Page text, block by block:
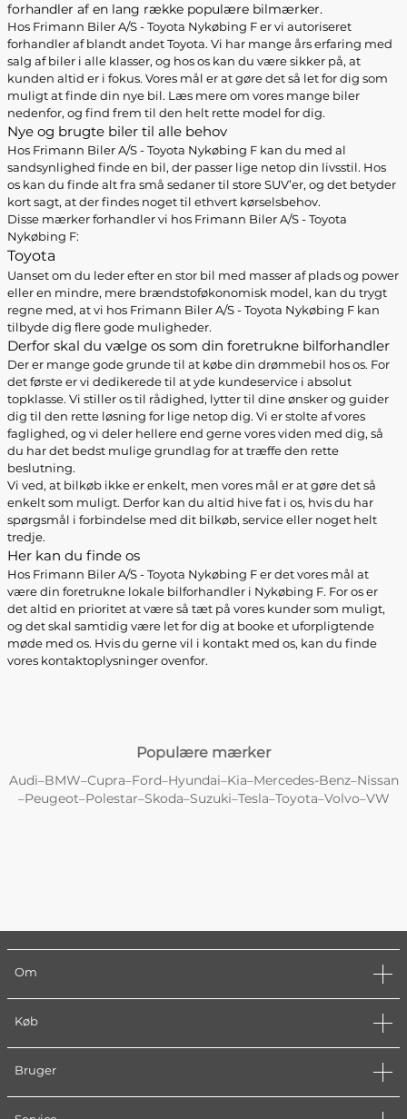
forhandler af en lang række populære bilmærker.
Hos Frimann Biler A/S - Toyota Nykøbing F er vi autoriseret
forhandler af blandt andet Toyota. Vi har mange års erfaring med
salg af biler i alle klasser, og hos os kan du være sikker på, at
kunden altid er i fokus. Vores mål er at gøre det så let for dig som
muligt at finde din nye bil. Læs mere om vores mange biler
nedenfor, og find frem til den helt rette model for dig.
Nye og brugte biler til alle behov
Hos Frimann Biler A/S - Toyota Nykøbing F kan du med al
sandsynlighed finde en bil, der passer lige netop din livsstil. Hos
os kan du finde alt fra små sedaner til store SUV’er, og det betyder
kort sagt, at der findes noget til ethvert kørselsbehov.
Disse mærker forhandler vi hos Frimann Biler A/S - Toyota
Nykøbing F:
Toyota
Uanset om du leder efter en stor bil med masser af plads og power
eller en mindre, mere brændstoføkonomisk model, kan du trygt
regne med, at vi hos Frimann Biler A/S - Toyota Nykøbing F kan
tilbyde dig flere gode muligheder.
Derfor skal du vælge os som din foretrukne bilforhandler
Der er mange gode grunde til at købe din drømmebil hos os. For
det første er vi dedikerede til at yde kundeservice i absolut
topklasse. Vi stiller os til rådighed, lytter til dine ønsker og guider
dig til den rette løsning for lige netop dig. Vi er stolte af vores
faglighed, og vi deler hellere end gerne vores viden med dig, så
du har det bedst mulige grundlag for at træffe den rette
beslutning.
Vi ved, at bilkøb ikke er enkelt, men vores mål er at gøre det så
enkelt som muligt. Derfor kan du altid hive fat i os, hvis du har
spørgsmål i forbindelse med dit bilkøb, service eller noget helt
tredje.
Her kan du finde os
Hos Frimann Biler A/S - Toyota Nykøbing F er det vores mål at
være din foretrukne lokale bilforhandler i Nykøbing F. For os er
det altid en prioritet at være så tæt på vores kunder som muligt,
og det skal samtidig være let for dig at booke et uforpligtende
møde med os. Hvis du gerne vil i kontakt med os, kan du finde
vores kontaktoplysninger ovenfor.
Populære mærker
Audi–BMW–Cupra–Ford–Hyundai–Kia–Mercedes-Benz–Nissan
–Peugeot–Polestar–Skoda–Suzuki–Tesla–Toyota–Volvo–VW
Om
Køb
Bruger